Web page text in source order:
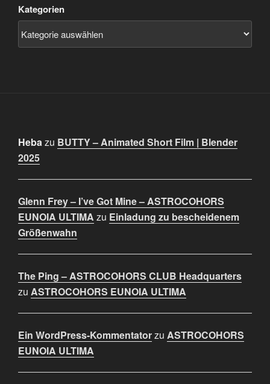
Kategorien
Hebazu BUTTY – Animated Short Film | Blender
2025
Glenn Frey – I’ve Got Mine – ASTROCOHORS
EUNOIA ULTIMA zu Einladung zu bescheidenem
Größenwahn
The Ping – ASTROCOHORS CLUB Headquarters
zu ASTROCOHORS EUNOIA ULTIMA
Ein WordPress-Kommentatorzu ASTROCOHORS
EUNOIA ULTIMA